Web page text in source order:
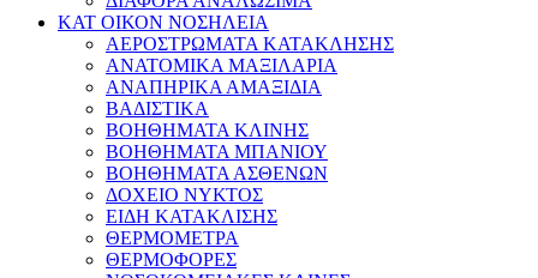
ΚΑΤ ΟΙΚΟΝ ΝΟΣΗΛΕΙΑ
ΑΕΡΟΣΤΡΩΜΑΤΑ ΚΑΤΑΚΛΗΣΗΣ
ΑΝΑΤΟΜΙΚΑ ΜΑΞΙΛΑΡΙΑ
ΑΝΑΠΗΡΙΚΑ ΑΜΑΞΙΔΙΑ
ΒΑΔΙΣΤΙΚΑ
ΒΟΗΘΗΜΑΤΑ ΚΛΙΝΗΣ
ΒΟΗΘΗΜΑΤΑ ΜΠΑΝΙΟΥ
ΒΟΗΘΗΜΑΤΑ ΑΣΘΕΝΩΝ
ΔΟΧΕΙΟ ΝΥΚΤΟΣ
ΕΙΔΗ ΚΑΤΑΚΛΙΣΗΣ
ΘΕΡΜΟΜΕΤΡΑ
ΘΕΡΜΟΦΟΡΕΣ